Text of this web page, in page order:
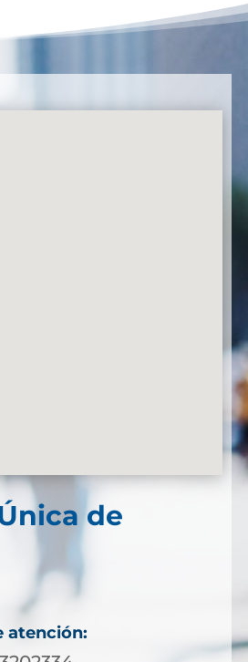
de
atención: